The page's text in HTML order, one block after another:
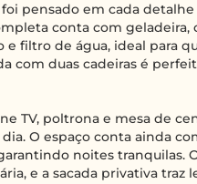
pensado em cada
conta com
e filtro de água, ideal para
com duas cadeiras é
TV, poltrona e mesa de
dia. O espaço conta ainda
noites tranquilas.
e a sacada privativa traz